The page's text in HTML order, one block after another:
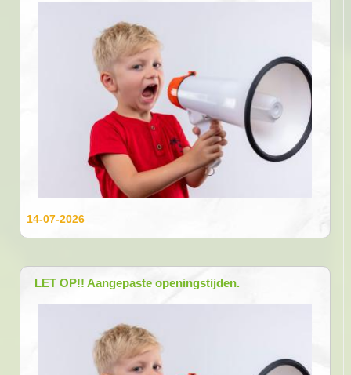
14-07-2026
LET OP!! Aangepaste openingstijden.